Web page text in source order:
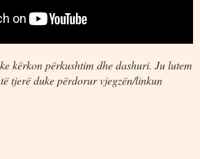
kërkon përkushtim dhe dashuri. Ju lutem
tjerë duke përdorur vjegzën/linkun